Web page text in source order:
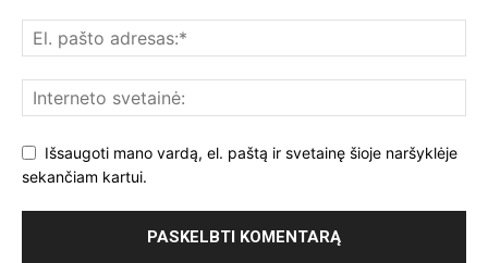
Išsaugoti mano vardą, el. paštą ir svetainę šioje naršyklėje
sekančiam kartui.